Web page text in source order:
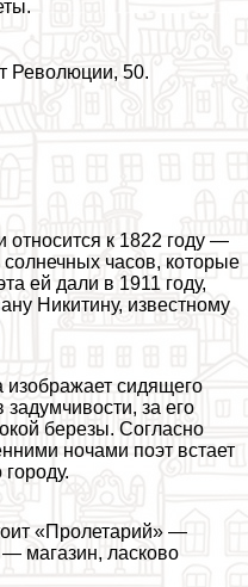
Революции, 50.
к 1822 году —
часов, которые
ей дали в 1911 году,
Никитину, известному
изображает сидящего
за его
березы. Согласно
ночами поэт встает
«Пролетарий» —
— магазин, ласково